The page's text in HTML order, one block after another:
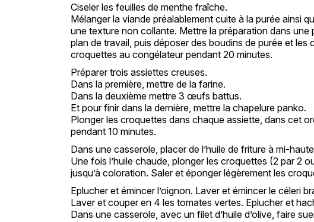
Ciseler les feuilles de menthe fraîche.
Mélanger la viande préalablement cuite à la purée ainsi
une texture non collante. Mettre la préparation dans
plan de travail, puis déposer des boudins de purée et
croquettes au congélateur pendant 20 minutes.
Préparer trois assiettes creuses.
Dans la première, mettre de la farine.
Dans la deuxième mettre 3 œufs battus.
Et pour finir dans la dernière, mettre la chapelure panko.
Plonger les croquettes dans chaque assiette, dans cet
pendant 10 minutes.
Dans une casserole, placer de l’huile de friture à mi-
Une fois l’huile chaude, plonger les croquettes (2 par 2
jusqu’à coloration. Saler et éponger légèrement les
Eplucher et émincer l’oignon. Laver et émincer le céleri
Laver et couper en 4 les tomates vertes. Eplucher et
Dans une casserole, avec un filet d’huile d’olive, faire